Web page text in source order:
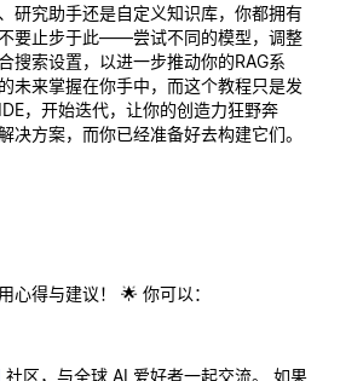
研究助手还是自定义知识库，你都拥有
要止步于此——尝试不同的模型，调整
搜索设置，以进一步推动你的RAG系
未来掌握在你手中，而这个教程只是发
，开始迭代，让你的创造力狂野奔
决方案，而你已经准备好去构建它们。
心得与建议！ 🌟 你可以：
社区，与全球 AI 爱好者一起交流。 如果